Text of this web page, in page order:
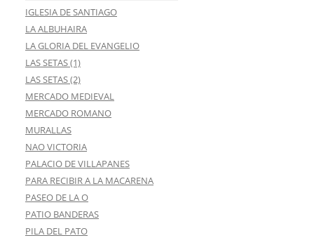
IGLESIA DE SANTIAGO
LA ALBUHAIRA
LA GLORIA DEL EVANGELIO
LAS SETAS (1)
LAS SETAS (2)
MERCADO MEDIEVAL
MERCADO ROMANO
MURALLAS
NAO VICTORIA
PALACIO DE VILLAPANES
PARA RECIBIR A LA MACARENA
PASEO DE LA O
PATIO BANDERAS
PILA DEL PATO